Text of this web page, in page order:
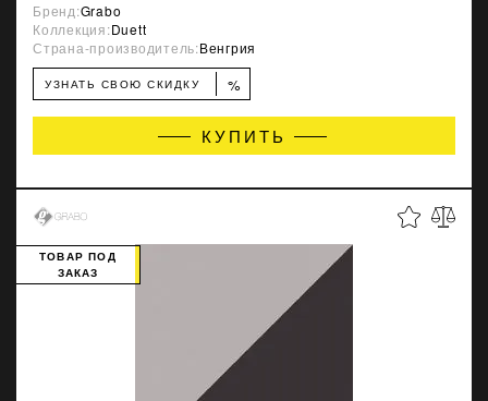
Бренд:Grabo
Коллекция:Duett
Страна-производитель:Венгрия
УЗНАТЬ СВОЮ СКИДКУ %
КУПИТЬ
ТОВАР ПОД
ЗАКАЗ